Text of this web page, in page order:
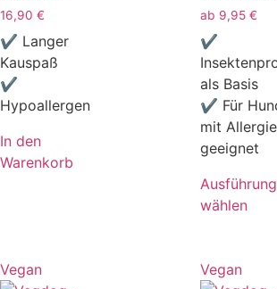
16,90 €
✔ Langer
Kauspaß
✔
Hypoallergen
In den
Warenkorb
ab 9,95 €
✔
als Basis
✔ Für
mit
geeignet
Ausführung
wählen
Vegan Vegan